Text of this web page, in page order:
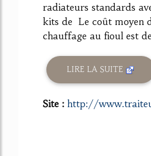
radiateurs standards
kits de Le coût moyen
chauffage au fioul est
LIRE LA SUITE
Site : http://